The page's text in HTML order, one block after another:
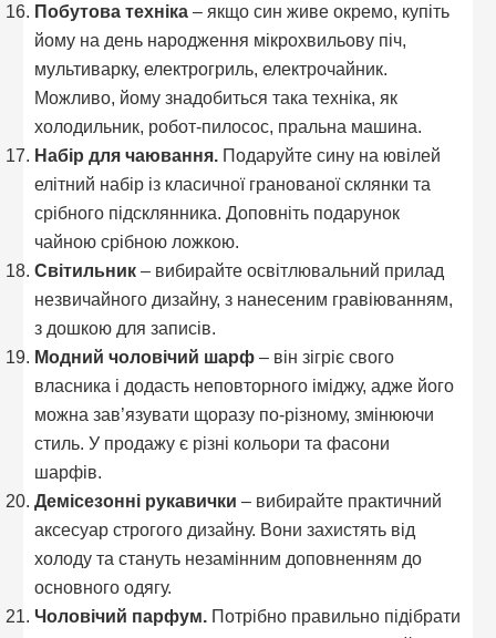
Побутова техніка – якщо син живе окремо, купіть
йому на день народження мікрохвильову піч,
мультиварку, електрогриль, електрочайник.
Можливо, йому знадобиться така техніка, як
холодильник, робот-пилосос, пральна машина.
Набір для чаювання. Подаруйте сину на ювілей
елітний набір із класичної гранованої склянки та
срібного підсклянника. Доповніть подарунок
чайною срібною ложкою.
Світильник – вибирайте освітлювальний прилад
незвичайного дизайну, з нанесеним гравіюванням,
з дошкою для записів.
Модний чоловічий шарф– він зігріє свого
власника і додасть неповторного іміджу, адже його
можна зав’язувати щоразу по-різному, змінюючи
стиль. У продажу є різні кольори та фасони
шарфів.
Демісезонні рукавички – вибирайте практичний
аксесуар строгого дизайну. Вони захистять від
холоду та стануть незамінним доповненням до
основного одягу.
Чоловічий парфум. Потрібно правильно підібрати